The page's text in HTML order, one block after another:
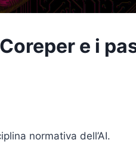
e i
normativa dell’AI.